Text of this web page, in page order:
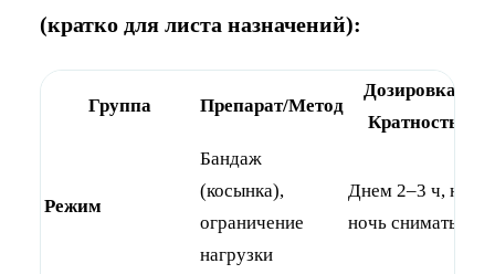
(кратко для листа назначений):
Группа Препарат/Метод
Дозировка/
Кратность
Режим
Бандаж
(косынка),
ограничение
нагрузки
Днем 2–3 ч, на
ночь снимать